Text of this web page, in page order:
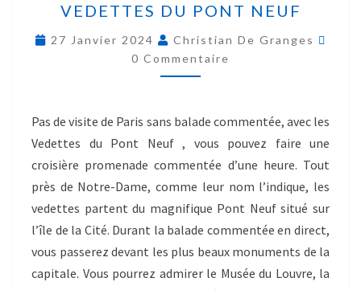
VEDETTES DU PONT NEUF
27 Janvier 2024
Christian De Granges
0 Commentaire
Pas de visite de Paris sans balade commentée, avec les
Vedettes du Pont Neuf , vous pouvez faire une
croisière promenade commentée d’une heure. Tout
près de Notre-Dame, comme leur nom l’indique, les
vedettes partent du magnifique Pont Neuf situé sur
l’île de la Cité. Durant la balade commentée en direct,
vous passerez devant les plus beaux monuments de la
capitale. Vous pourrez admirer le Musée du Louvre, la